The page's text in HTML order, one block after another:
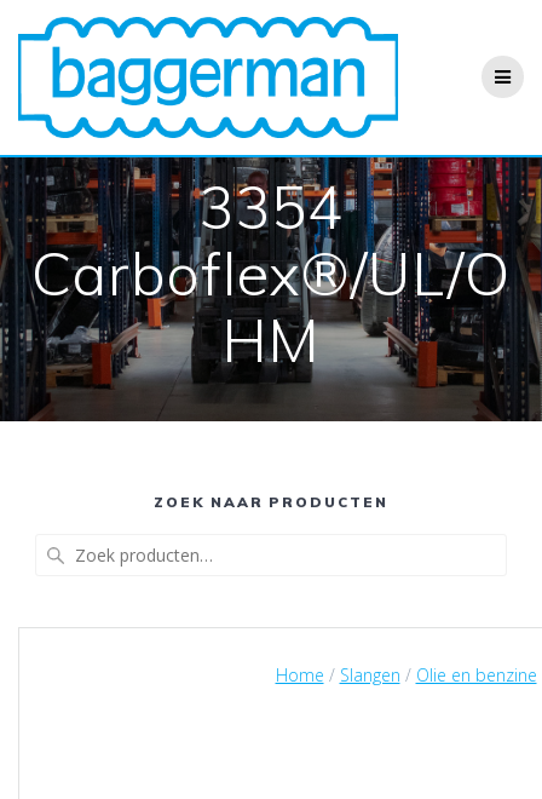
Ga
naar
de
inhoud
3354
Carboflex®/UL/O
HM
ZOEK NAAR PRODUCTEN
Home / Slangen / Olie en benzine